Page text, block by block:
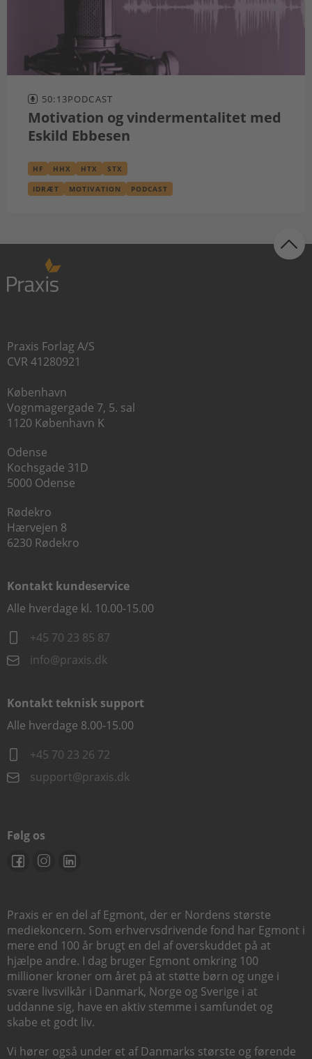
50:13PODCAST
Motivation og vindermentalitet med
Eskild Ebbesen
HF HHX HTX STX
IDRÆT MOTIVATION PODCAST
Praxis Forlag A/S
CVR 41280921
København
Vognmagergade 7, 5. sal
1120 København K
Odense
Kochsgade 31D
5000 Odense
Rødekro
Hærvejen 8
6230 Rødekro
Kontakt kundeservice
Alle hverdage kl. 10.00-15.00
+45 70 23 85 87
info@praxis.dk
Kontakt teknisk support
Alle hverdage 8.00-15.00
+45 70 23 26 72
support@praxis.dk
Følg os
Praxis er en del af Egmont, der er Nordens største
mediekoncern. Som erhvervsdrivende fond har Egmont i
mere end 100 år brugt en del af overskuddet på at
hjælpe andre. I dag bruger Egmont omkring 100
millioner kroner om året på at støtte børn og unge i
svære livsvilkår i Danmark, Norge og Sverige i at
uddanne sig, have en aktiv stemme i samfundet og
skabe et godt liv.
Vi hører også under et af Danmarks største og førende